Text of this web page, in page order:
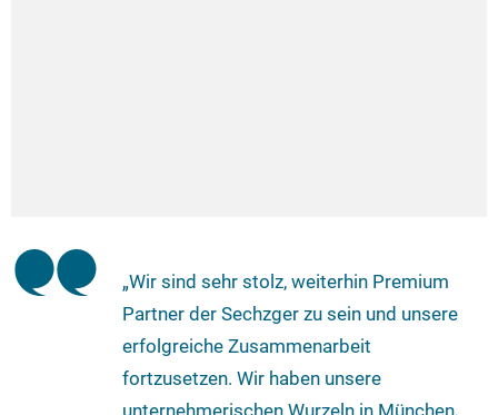
„Wir sind sehr stolz, weiterhin Premium
Partner der Sechzger zu sein und unsere
erfolgreiche Zusammenarbeit
fortzusetzen. Wir haben unsere
unternehmerischen Wurzeln in München,